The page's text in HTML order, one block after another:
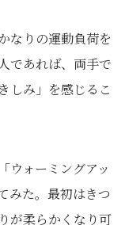
なりの運動負荷を
であれば、両手で
しみ」を感じるこ
ウォーミングアッ
みた。最初はきつ
が柔らかくなり可